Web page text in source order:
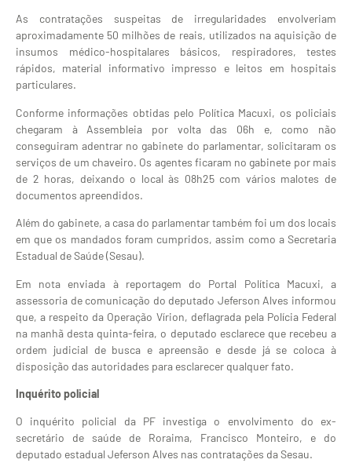
As contratações suspeitas de irregularidades envolveriam
aproximadamente 50 milhões de reais, utilizados na aquisição de
insumos médico-hospitalares básicos, respiradores, testes
rápidos, material informativo impresso e leitos em hospitais
particulares.
Conforme informações obtidas pelo Política Macuxi, os policiais
chegaram à Assembleia por volta das 06h e, como não
conseguiram adentrar no gabinete do parlamentar, solicitaram os
serviços de um chaveiro. Os agentes ficaram no gabinete por mais
de 2 horas, deixando o local às 08h25 com vários malotes de
documentos apreendidos.
Além do gabinete, a casa do parlamentar também foi um dos locais
em que os mandados foram cumpridos, assim como a Secretaria
Estadual de Saúde (Sesau).
Em nota enviada à reportagem do Portal Política Macuxi, a
assessoria de comunicação do deputado Jeferson Alves informou
que, a respeito da Operação Vírion, deflagrada pela Polícia Federal
na manhã desta quinta-feira, o deputado esclarece que recebeu a
ordem judicial de busca e apreensão e desde já se coloca à
disposição das autoridades para esclarecer qualquer fato.
Inquérito policial
O inquérito policial da PF investiga o envolvimento do ex-
secretário de saúde de Roraima, Francisco Monteiro, e do
deputado estadual Jeferson Alves nas contratações da Sesau.